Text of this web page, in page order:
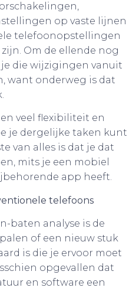
op vaste lijnen
telefoonopstellingen
Om de ellende nog
die wijzigingen vanuit
want onderweg is dat
veel flexibiliteit en
je dergelijke taken kunt
van alles is dat je dat
mits je een mobiel
app heeft.
telefoons
baten analyse is de
of een nieuw stuk
is die je ervoor moet
opgevallen dat
en software een